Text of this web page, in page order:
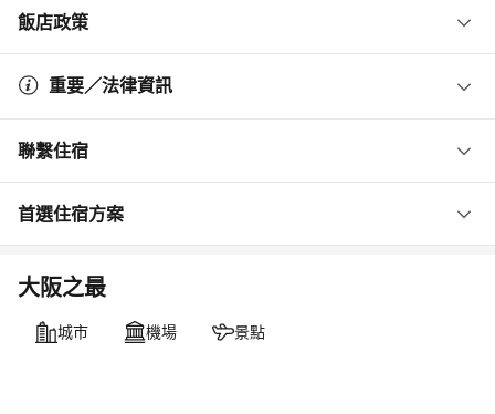
飯店政策
重要／法律資訊
聯繫住宿
首選住宿方案
大阪之最
城市 機場 景點